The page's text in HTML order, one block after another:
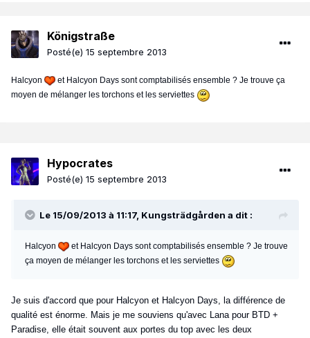
Königstraße
Posté(e) 15 septembre 2013
Halcyon
et Halcyon Days sont comptabilisés ensemble ? Je trouve ça
moyen de mélanger les torchons et les serviettes
Hypocrates
Posté(e) 15 septembre 2013
Le 15/09/2013 à 11:17, Kungsträdgården a dit :
Halcyon
et Halcyon Days sont comptabilisés ensemble ? Je trouve
ça moyen de mélanger les torchons et les serviettes
Je suis d'accord que pour Halcyon et Halcyon Days, la différence de
qualité est énorme. Mais je me souviens qu'avec Lana pour BTD +
Paradise, elle était souvent aux portes du top avec les deux